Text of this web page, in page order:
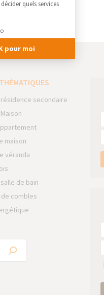
secondaire
maison
véranda
de bain
combles
quels services
pour moi